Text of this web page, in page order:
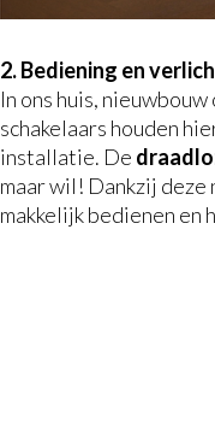
2. Bediening en
In ons huis,
schakelaars houden
installatie. De
maar wil! Dankzij
makkelijk bedienen en